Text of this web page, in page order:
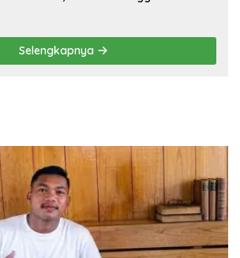
Selengkapnya